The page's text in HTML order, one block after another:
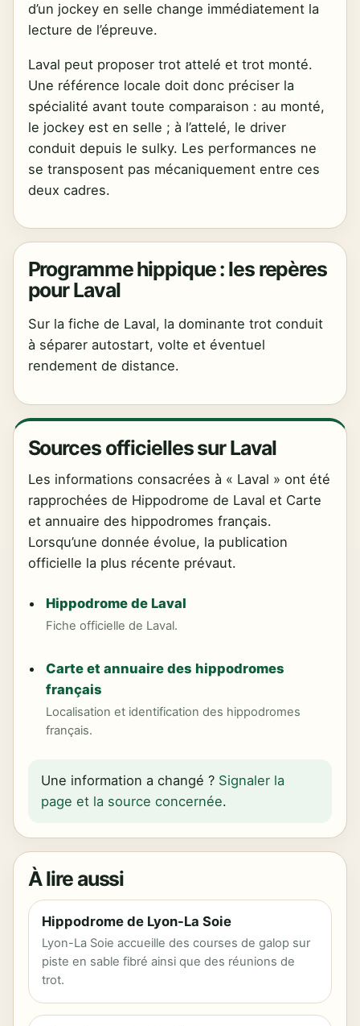
d’un jockey en selle change immédiatement la
lecture de l’épreuve.
Laval peut proposer trot attelé et trot monté.
Une référence locale doit donc préciser la
spécialité avant toute comparaison : au monté,
le jockey est en selle ; à l’attelé, le driver
conduit depuis le sulky. Les performances ne
se transposent pas mécaniquement entre ces
deux cadres.
Programme hippique : les repères
pour Laval
Sur la fiche de Laval, la dominante trot conduit
à séparer autostart, volte et éventuel
rendement de distance.
Sources officielles sur Laval
Les informations consacrées à « Laval » ont été
rapprochées de Hippodrome de Laval et Carte
et annuaire des hippodromes français.
Lorsqu’une donnée évolue, la publication
officielle la plus récente prévaut.
Hippodrome de Laval
Fiche officielle de Laval.
Carte et annuaire des hippodromes
français
Localisation et identification des hippodromes
français.
Une information a changé ? Signaler la
page et la source concernée.
À lire aussi
Hippodrome de Lyon-La Soie
Lyon-La Soie accueille des courses de galop sur
piste en sable fibré ainsi que des réunions de
trot.